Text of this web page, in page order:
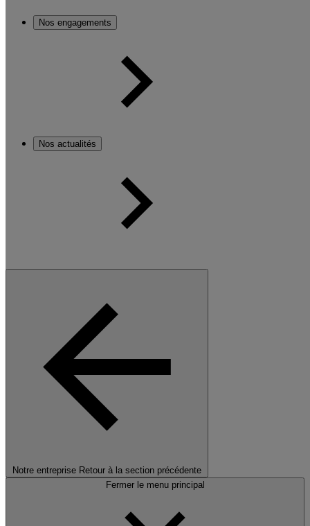
Nos engagements
Nos actualités
Notre entreprise Retour à la section précédente
Fermer le menu principal